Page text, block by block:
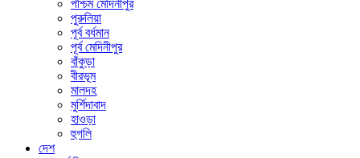
পশ্চিম মেদিনীপুর
পুরুলিয়া
পূর্ব বর্ধমান
পূর্ব মেদিনীপুর
বাঁকুড়া
বীরভূম
মালদহ
মুর্শিদাবাদ
হাওড়া
হুগলি
দেশ